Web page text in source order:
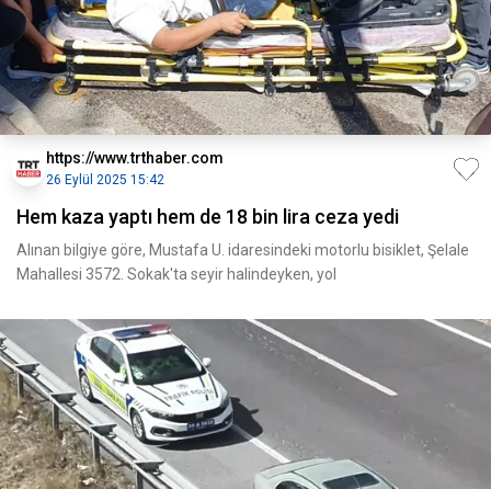
https://www.trthaber.com
26 Eylül 2025 15:42
Hem kaza yaptı hem de 18 bin lira ceza yedi
Alınan bilgiye göre, Mustafa U. idaresindeki motorlu bisiklet, Şelale
Mahallesi 3572. Sokak'ta seyir halindeyken, yol